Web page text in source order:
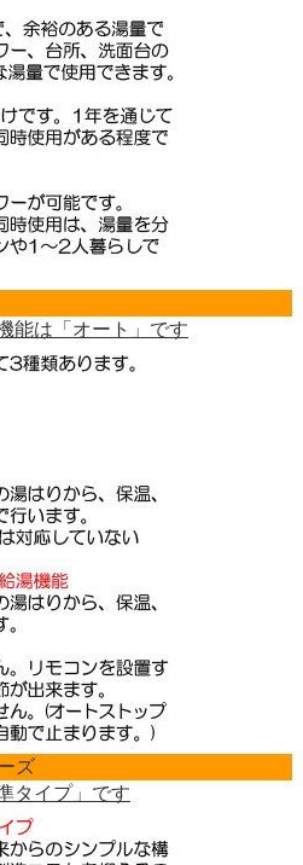
能は「オート」です
ズ
タイプ」です